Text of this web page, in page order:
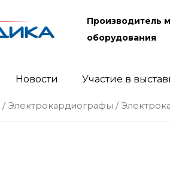
Производитель
оборудования
Новости Участие в
/ Электрокардиографы /